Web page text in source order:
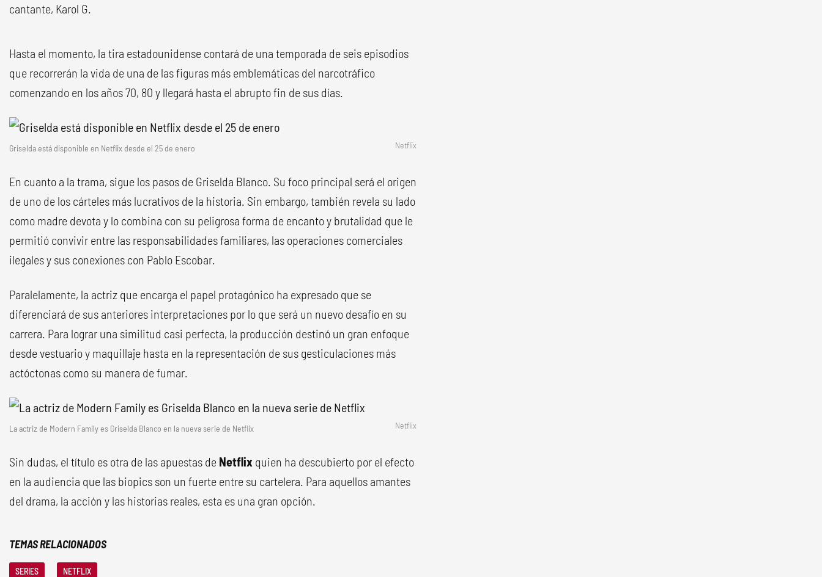
cantante, Karol G.
Hasta el momento, la tira estadounidense contará de una temporada de seis episodios
que recorrerán la vida de una de las figuras más emblemáticas del narcotráfico
comenzando en los años 70, 80 y llegará hasta el abrupto fin de sus días.
Griselda está disponible en Netflix desde el 25 de enero Netflix
En cuanto a la trama, sigue los pasos de Griselda Blanco. Su foco principal será el origen
de uno de los cárteles más lucrativos de la historia. Sin embargo, también revela su lado
como madre devota y lo combina con su peligrosa forma de encanto y brutalidad que le
permitió convivir entre las responsabilidades familiares, las operaciones comerciales
ilegales y sus conexiones con Pablo Escobar.
Paralelamente, la actriz que encarga el papel protagónico ha expresado que se
diferenciará de sus anteriores interpretaciones por lo que será un nuevo desafío en su
carrera. Para lograr una similitud casi perfecta, la producción destinó un gran enfoque
desde vestuario y maquillaje hasta en la representación de sus gesticulaciones más
actóctonas como su manera de fumar.
La actriz de Modern Family es Griselda Blanco en la nueva serie de Netflix Netflix
Sin dudas, el título es otra de las apuestas de Netflix quien ha descubierto por el efecto
en la audiencia que las biopics son un fuerte entre su cartelera. Para aquellos amantes
del drama, la acción y las historias reales, esta es una gran opción.
TEMAS RELACIONADOS
SERIES NETFLIX